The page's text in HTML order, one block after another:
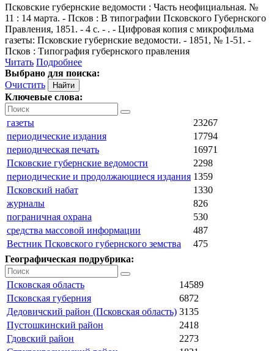
Псковские губернские ведомости : Часть неофициальная. №
11 : 14 марта. - Псков : В типографии Псковского Губернского
Правления, 1851. - 4 с. - . - Цифровая копия с микрофильма
газеты: Псковские губернские ведомости. - 1851, № 1-51. -
Псков : Типография губернского правления
Читать Подробнее
Выбрано для поиска:
Очистить
Ключевые слова:
газеты
23267
периодические издания
17794
периодическая печать
16971
Псковские губернские ведомости
2298
периодические и продолжающиеся издания 1359
Псковский набат
1330
журналы
826
пограничная охрана
530
средства массовой информации
487
Вестник Псковского губернского земства
475
Географическая подрубрика:
Псковская область
14589
Псковская губерния
6872
Дедовичский район (Псковская область) 3135
Пустошкинский район
2418
Гдовский район
2273